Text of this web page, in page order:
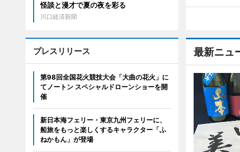
最新ニュ
怪談と漫才で夏の夜を彩る
川口経済新聞
プレスリリース
第98回全国花火競技大会「大曲の花火」に
てノートン スペシャルドローンショーを開
催
新日本海フェリー・東京九州フェリーに、
船旅をもっと楽しくするキャラクター「ふ
ねかもん」が登場